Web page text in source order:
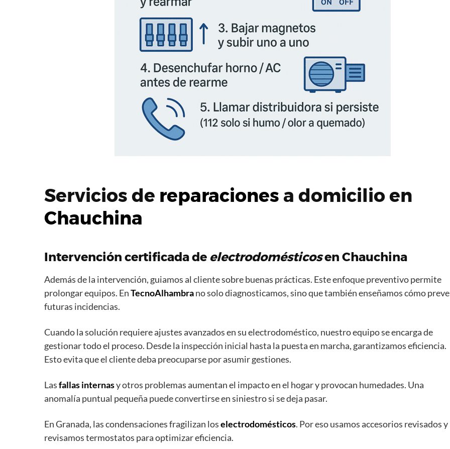
Servicios de reparaciones a domicilio en
Chauchina
Intervención certificada de electrodomésticosen Chauchina
Además de la intervención, guiamos al cliente sobre buenas prácticas. Este enfoque preventivo permite
prolongar equipos. EnTecnoAlhambrano solo diagnosticamos, sino que también enseñamos cómo
futuras incidencias.
Cuando la solución requiere ajustes avanzados en su electrodoméstico, nuestro equipo se encarga de
gestionar todo el proceso. Desde la inspección inicial hasta la puesta en marcha, garantizamos eficiencia.
Esto evita que el cliente deba preocuparse por asumir gestiones.
Lasfallas internasy otros problemas aumentan el impacto en el hogar y provocan humedades. Una
anomalía puntual pequeña puede convertirse en siniestro si se deja pasar.
En Granada, las condensaciones fragilizan loselectrodomésticos. Por eso usamos accesorios revisados y
revisamos termostatos para optimizar eficiencia.